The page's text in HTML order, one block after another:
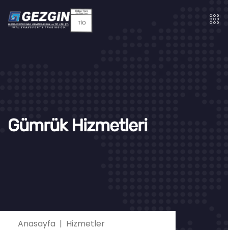
Anasayfa Hizmetler
Gümrük Hizmetleri